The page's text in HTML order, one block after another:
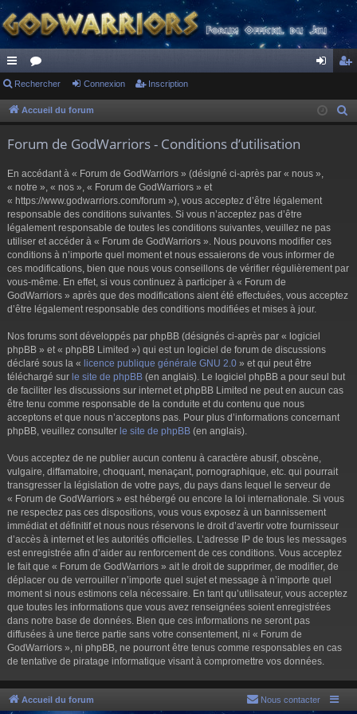
ac
co
s
or
u ne cri
Rechercher Connexion Inscription
Accueil du forum
Forum de GodWarriors - Conditions d’utilisation
En accédant à « Forum de GodWarriors » (désigné ci-après par « nous »,
« notre », « nos », « Forum de GodWarriors » et
« https://www.godwarriors.com/forum »), vous acceptez d’être légalement
responsable des conditions suivantes. Si vous n’acceptez pas d’être
légalement responsable de toutes les conditions suivantes, veuillez ne pas
utiliser et accéder à « Forum de GodWarriors ». Nous pouvons modifier ces
conditions à n’importe quel moment et nous essaierons de vous informer de
ces modifications, bien que nous vous conseillons de vérifier régulièrement par
vous-même. En effet, si vous continuez à participer à « Forum de
GodWarriors » après que des modifications aient été effectuées, vous acceptez
d’être légalement responsable des conditions modifiées et mises à jour.
Nos forums sont développés par phpBB (désignés ci-après par « logiciel
phpBB » et « phpBB Limited ») qui est un logiciel de forum de discussions
déclaré sous la « licence publique générale GNU 2.0 » et qui peut être
téléchargé sur le site de phpBB (en anglais). Le logiciel phpBB a pour seul but
de faciliter les discussions sur internet et phpBB Limited ne peut en aucun cas
être tenu comme responsable de la conduite et du contenu que nous
acceptons et que nous n’acceptons pas. Pour plus d’informations concernant
phpBB, veuillez consulter le site de phpBB (en anglais).
Vous acceptez de ne publier aucun contenu à caractère abusif, obscène,
vulgaire, diffamatoire, choquant, menaçant, pornographique, etc. qui pourrait
transgresser la législation de votre pays, du pays dans lequel le serveur de
« Forum de GodWarriors » est hébergé ou encore la loi internationale. Si vous
ne respectez pas ces dispositions, vous vous exposez à un bannissement
immédiat et définitif et nous nous réservons le droit d’avertir votre fournisseur
d’accès à internet et les autorités officielles. L’adresse IP de tous les messages
est enregistrée afin d’aider au renforcement de ces conditions. Vous acceptez
le fait que « Forum de GodWarriors » ait le droit de supprimer, de modifier, de
déplacer ou de verrouiller n’importe quel sujet et message à n’importe quel
moment si nous estimons cela nécessaire. En tant qu’utilisateur, vous acceptez
que toutes les informations que vous avez renseignées soient enregistrées
dans notre base de données. Bien que ces informations ne seront pas
diffusées à une tierce partie sans votre consentement, ni « Forum de
GodWarriors », ni phpBB, ne pourront être tenus comme responsables en cas
de tentative de piratage informatique visant à compromettre vos données.
Accueil du forum Nous contacter